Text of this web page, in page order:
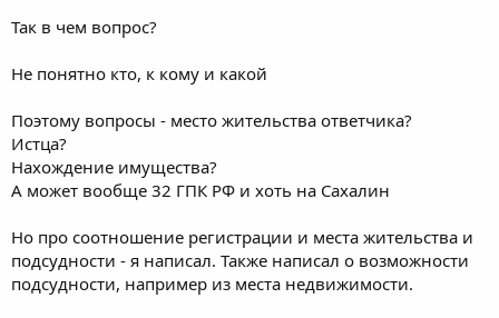
Так в чем вопрос?
Не понятно кто, к кому и какой
Поэтому вопросы - место жительства ответчика?
Истца?
Нахождение имущества?
А может вообще 32 ГПК РФ и хоть на Сахалин
Но про соотношение регистрации и места жительства и
подсудности - я написал. Также написал о возможности
подсудности, например из места недвижимости.